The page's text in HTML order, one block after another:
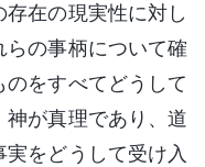
在の現実性に対し
の事柄について確
をすべてどうして
が真理であり、道
をどうして受け入